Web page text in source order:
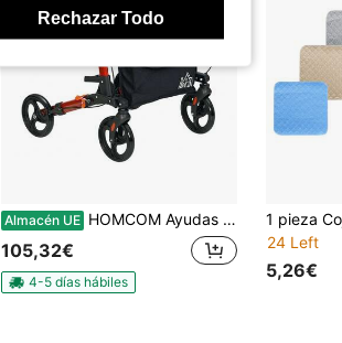
Almacén UE HOMCOM Ayudas para la movilidad, sillas de ruedas
105,32€
4-5 días hábiles
24 Left
5,26€
Rechazar Todo